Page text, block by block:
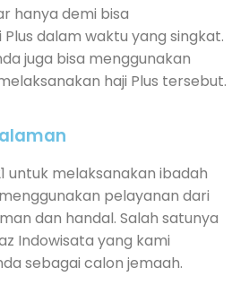
hanya demi bisa
dalam waktu yang singkat.
juga bisa menggunakan
haji Plus tersebut.
untuk melaksanakan ibadah
pelayanan dari
dan handal. Salah satunya
Indowisata yang kami
sebagai calon jemaah.